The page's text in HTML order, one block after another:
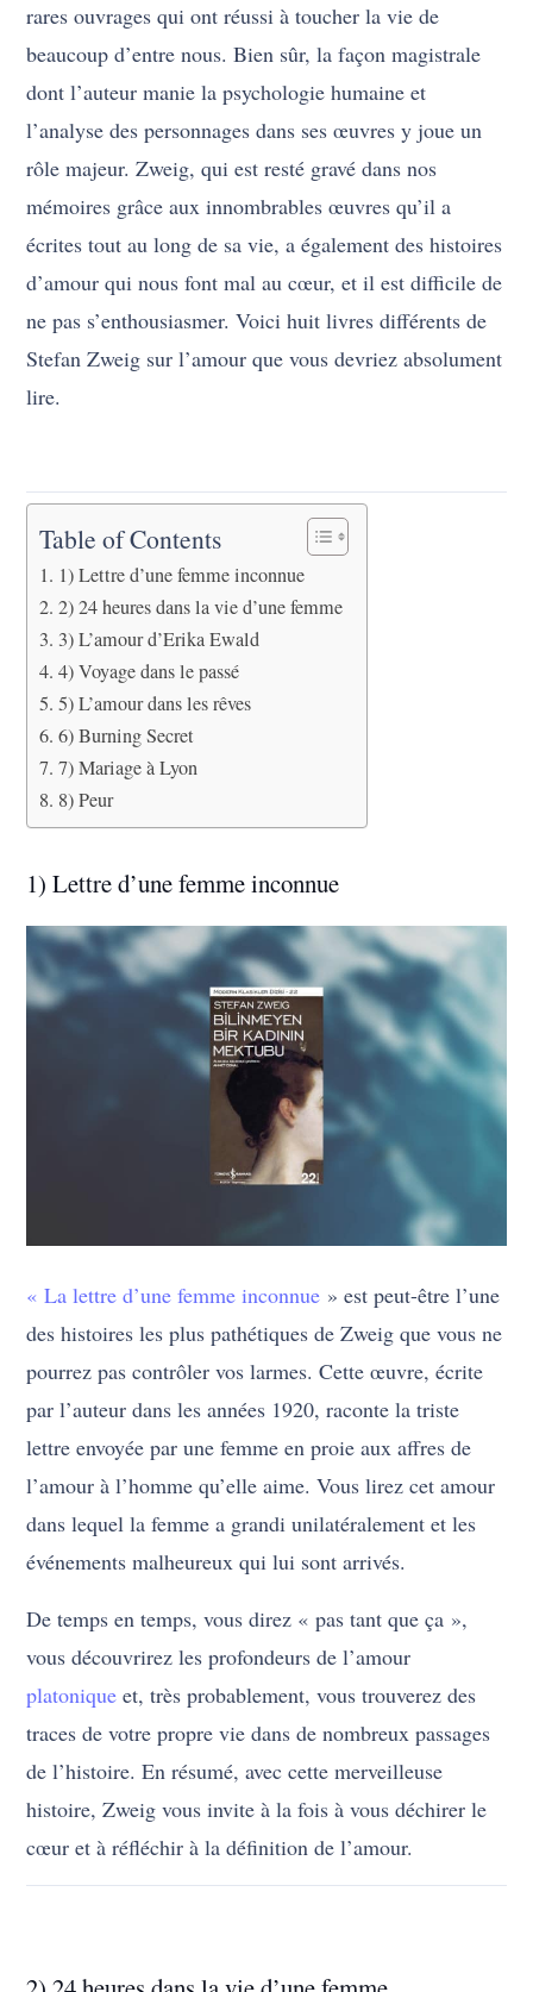
rares ouvrages qui ont réussi à toucher la vie de
beaucoup d’entre nous. Bien sûr, la façon magistrale
dont l’auteur manie la psychologie humaine et
l’analyse des personnages dans ses œuvres y joue un
rôle majeur. Zweig, qui est resté gravé dans nos
mémoires grâce aux innombrables œuvres qu’il a
écrites tout au long de sa vie, a également des histoires
d’amour qui nous font mal au cœur, et il est difficile de
ne pas s’enthousiasmer. Voici huit livres différents de
Stefan Zweig sur l’amour que vous devriez absolument
lire.
Table of Contents
1) Lettre d’une femme inconnue
2) 24 heures dans la vie d’une femme
3) L’amour d’Erika Ewald
4) Voyage dans le passé
5) L’amour dans les rêves
6) Burning Secret
7) Mariage à Lyon
8) Peur
1) Lettre d’une femme inconnue
« La lettre d’une femme inconnue » est peut-être l’une
des histoires les plus pathétiques de Zweig que vous ne
pourrez pas contrôler vos larmes. Cette œuvre, écrite
par l’auteur dans les années 1920, raconte la triste
lettre envoyée par une femme en proie aux affres de
l’amour à l’homme qu’elle aime. Vous lirez cet amour
dans lequel la femme a grandi unilatéralement et les
événements malheureux qui lui sont arrivés.
De temps en temps, vous direz « pas tant que ça »,
vous découvrirez les profondeurs de l’amour
platonique et, très probablement, vous trouverez des
traces de votre propre vie dans de nombreux passages
de l’histoire. En résumé, avec cette merveilleuse
histoire, Zweig vous invite à la fois à vous déchirer le
cœur et à réfléchir à la définition de l’amour.